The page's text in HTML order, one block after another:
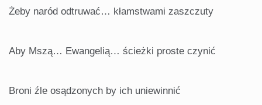
Żeby naród odtruwać… kłamstwami zaszczuty
Aby Mszą… Ewangelią… ścieżki proste czynić
Broni źle osądzonych by ich uniewinnić